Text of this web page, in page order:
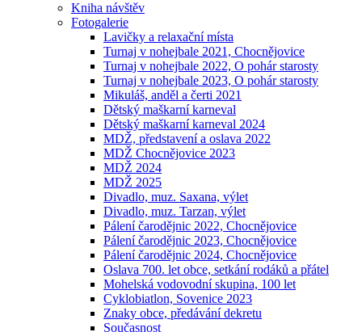
Kniha návštěv
Fotogalerie
Lavičky a relaxační místa
Turnaj v nohejbale 2021, Chocnějovice
Turnaj v nohejbale 2022, O pohár starosty
Turnaj v nohejbale 2023, O pohár starosty
Mikuláš, anděl a čerti 2021
Dětský maškarní karneval
Dětský maškarní karneval 2024
MDŽ, představení a oslava 2022
MDŽ Chocnějovice 2023
MDŽ 2024
MDŽ 2025
Divadlo, muz. Saxana, výlet
Divadlo, muz. Tarzan, výlet
Pálení čarodějnic 2022, Chocnějovice
Pálení čarodějnic 2023, Chocnějovice
Pálení čarodějnic 2024, Chocnějovice
Oslava 700. let obce, setkání rodáků a přátel
Mohelská vodovodní skupina, 100 let
Cyklobiatlon, Sovenice 2023
Znaky obce, předávání dekretu
Současnost